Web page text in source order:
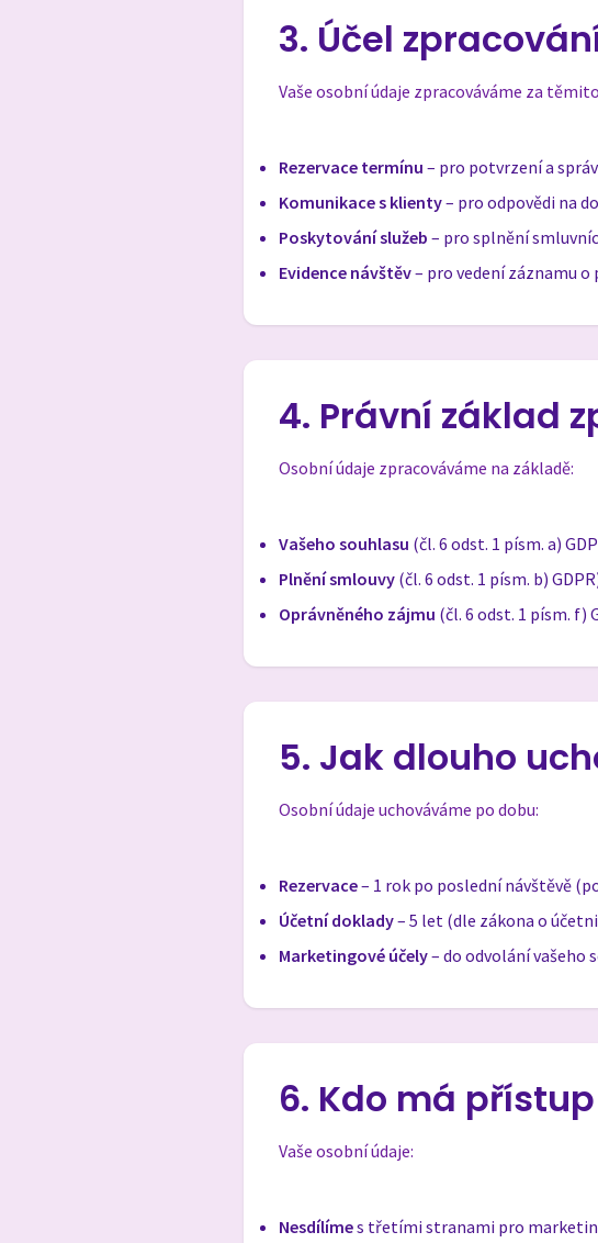
3. Účel
Vaše osobní údaje zpracováváme za
Rezervace termínu – pro potvrzení a
Komunikace s klienty– pro odpovědi na
Poskytování služeb – pro splnění
Evidence návštěv– pro vedení záznamu
4. Právní základ
Osobní údaje zpracováváme na základě:
Vašeho souhlasu (čl. 6 odst. 1 písm. a)
Plnění smlouvy (čl. 6 odst. 1 písm. b)
Oprávněného zájmu (čl. 6 odst. 1 písm. f)
5. Jak dlouho
Osobní údaje uchováváme po dobu:
Rezervace– 1 rok po poslední návštěvě
Účetní doklady– 5 let (dle zákona o
Marketingové účely– do odvolání vašeho
6. Kdo má
Vaše osobní údaje:
Nesdílímes třetími stranami pro